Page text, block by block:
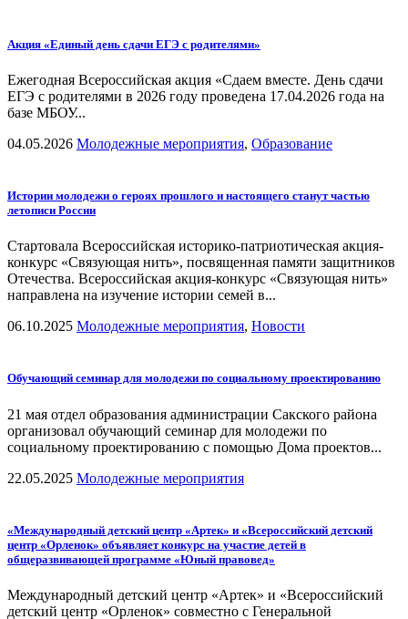
Акция «Единый день сдачи ЕГЭ с родителями»
Ежегодная Всероссийская акция «Сдаем вместе. День сдачи
ЕГЭ с родителями в 2026 году проведена 17.04.2026 года на
базе МБОУ...
04.05.2026 Молодежные мероприятия, Образование
Истории молодежи о героях прошлого и настоящего станут частью
летописи России
Стартовала Всероссийская историко-патриотическая акция-
конкурс «Связующая нить», посвященная памяти защитников
Отечества. Всероссийская акция-конкурс «Связующая нить»
направлена на изучение истории семей в...
06.10.2025 Молодежные мероприятия, Новости
Обучающий семинар для молодежи по социальному проектированию
21 мая отдел образования администрации Сакского района
организовал обучающий семинар для молодежи по
социальному проектированию с помощью Дома проектов...
22.05.2025 Молодежные мероприятия
«Международный детский центр «Артек» и «Всероссийский детский
центр «Орленок» объявляет конкурс на участие детей в
общеразвивающей программе «Юный правовед»
Международный детский центр «Артек» и «Всероссийский
детский центр «Орленок» совместно с Генеральной